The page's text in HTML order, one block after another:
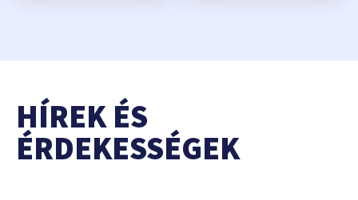
HÍREK ÉS
ÉRDEKESSÉGEK